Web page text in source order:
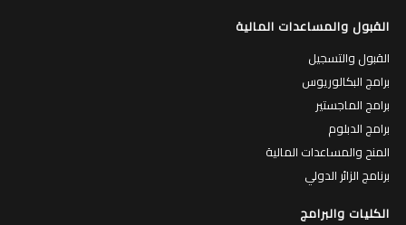
القبول والمساعدات المالية
القبول والتسجيل
برامج البكالوريوس
برامج الماجستير
برامج الدبلوم
المنح والمساعدات المالية
برنامج الزائر الدولي
الكليات والبرامج